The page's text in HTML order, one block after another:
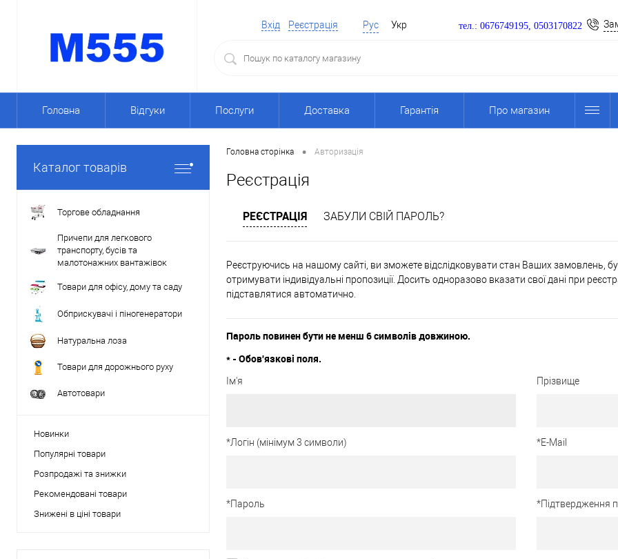
Вхід Реєстрація Рус Укр тел.: 0676749195, 0503170822
Головна Відгуки Послуги Доставка Гарантія Про магазин
Каталог товарів
Торгове обладнання
Причепи для легкового
транспорту, бусів та
малотонажних вантажівок
Товари для офісу, дому та саду
Обприскувачі і піногенератори
Натуральна лоза
Товари для дорожнього руху
Автотовари
Новинки
Популярні товари
Розпродажі та знижки
Рекомендовані товари
Знижені в ціні товари
Головна сторінка • Авторизація
Реєстрація
РЕЄСТРАЦІЯ ЗАБУЛИ СВІЙ ПАРОЛЬ?
Реєструючись на нашому сайті, ви зможете відслідковувати стан Ваших замовлень,
отримувати індивідуальні пропозиції. Досить одноразово вказати свої дані при
підставлятися автоматично.
Пароль повинен бути не менш 6 символів довжиною.
* - Обов'язкові поля.
Ім'я Прізвище
*Логін (мінімум 3 символи) *E-Mail
*Пароль *Підтвердження